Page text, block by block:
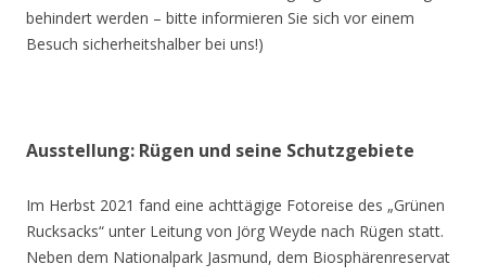
behindert werden – bitte informieren Sie sich vor einem
Besuch sicherheitshalber bei uns!)
Ausstellung: Rügen und seine Schutzgebiete
Im Herbst 2021 fand eine achttägige Fotoreise des „Grünen
Rucksacks“ unter Leitung von Jörg Weyde nach Rügen statt.
Neben dem Nationalpark Jasmund, dem Biosphärenreservat